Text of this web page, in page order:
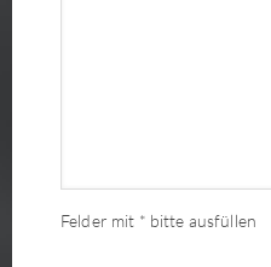
Felder mit * bitte ausfüllen